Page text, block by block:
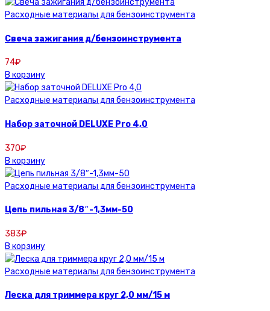
Расходные материалы для бензоинструмента
Свеча зажигания д/бензоинструмента
74₽
В корзину
Расходные материалы для бензоинструмента
Набор заточной DELUXE Pro 4,0
370₽
В корзину
Расходные материалы для бензоинструмента
Цепь пильная 3/8″-1,3мм-50
383₽
В корзину
Расходные материалы для бензоинструмента
Леска для триммера круг 2,0 мм/15 м